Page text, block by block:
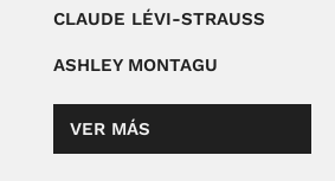
CLAUDE LÉVI-STRAUSS
ASHLEY MONTAGU
VER MÁS